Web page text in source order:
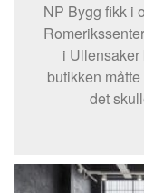
NP Bygg fikk i
i Ullensaker
butikken
det